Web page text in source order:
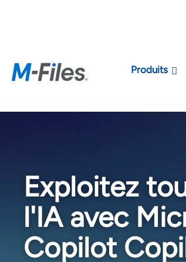
Produits
Exploitez
l'IA avec
Copilot